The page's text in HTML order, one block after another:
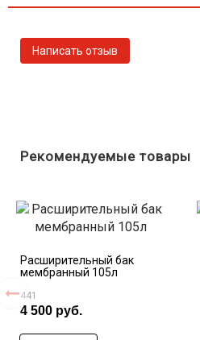
Рекомендуемые товары
Расширительный бак
мембранный 105л
441
4 500 руб.